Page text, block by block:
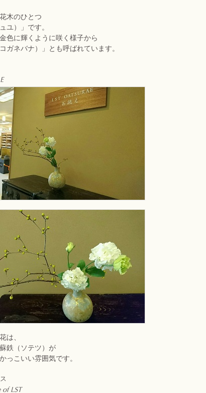
木のひとつ
ユ）」です。
色に輝くように咲く様子から
ガネバナ）」とも呼ばれています。
は、
鉄（ソテツ）が
っこいい雰囲気です。
of LST